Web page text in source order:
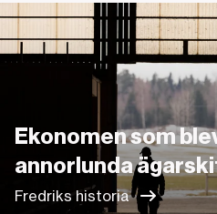
Fredriks historia
Ekonomen som
annorlunda
Fredriks historia